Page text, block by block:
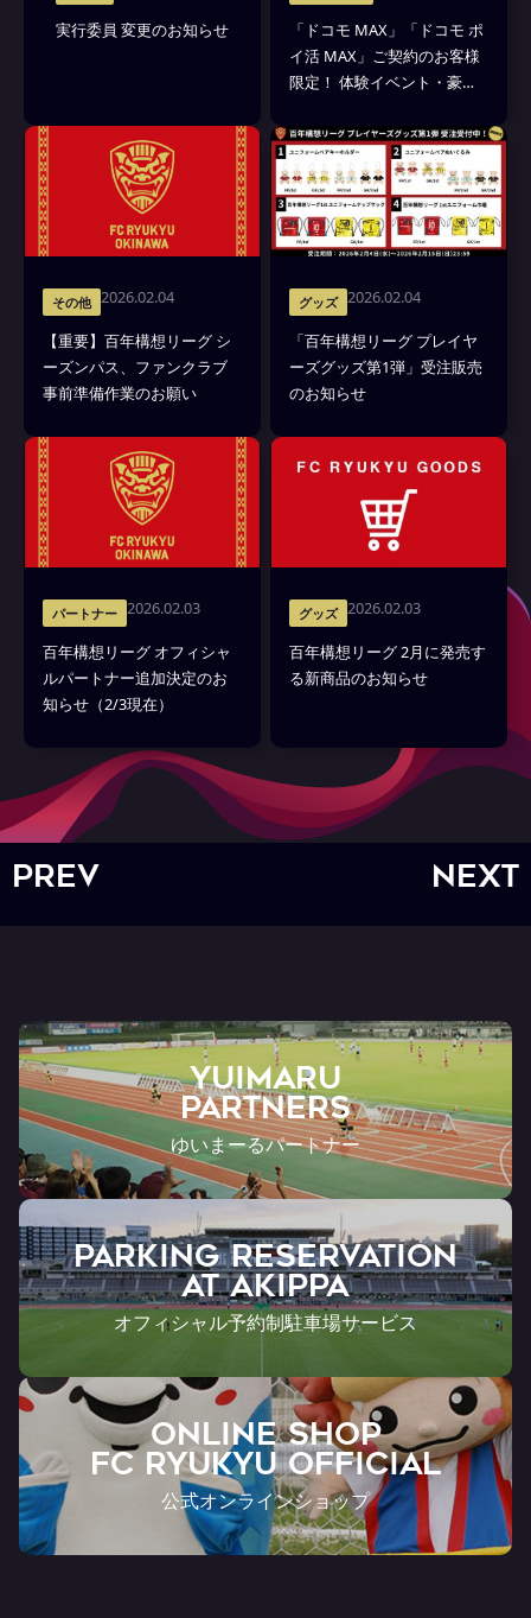
実行委員 変更のお知らせ
「ドコモ MAX」「ドコモ ポ
イ活 MAX」ご契約のお客様
限定！ 体験イベント・豪華
第3弾
その他 2026.02.04
【重要】百年構想リーグ シ
ーズンパス、ファンクラブ
事前準備作業のお願い
グッズ 2026.02.04
「百年構想リーグ プレイヤ
ーズグッズ第1弾」受注販売
のお知らせ
パートナー 2026.02.03
百年構想リーグ オフィシャ
ルパートナー追加決定のお
知らせ（2/3現在）
グッズ 2026.02.03
百年構想リーグ 2月に発売す
る新商品のお知らせ
PREV NEXT
YUIMARU
Partners
ゆいまーるパートナー
PARKING RESERVATION
AT Akippa
オフィシャル予約制駐車場サービス
ONLINE SHOP
FC RYUKYU OFFICIAL
公式オンラインショップ